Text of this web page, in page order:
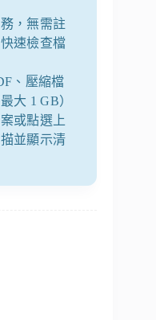
，無需註
速檢查檔
、壓縮檔
大 1 GB）
或點選上
並顯示清